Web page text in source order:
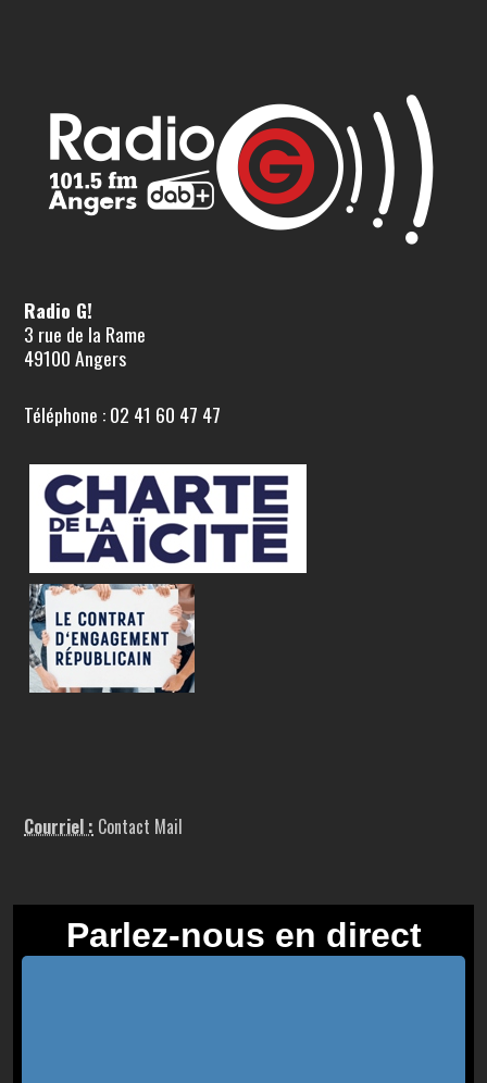
Radio G!
3 rue de la Rame
49100 Angers
Téléphone : 02 41 60 47 47
Courriel : Contact Mail